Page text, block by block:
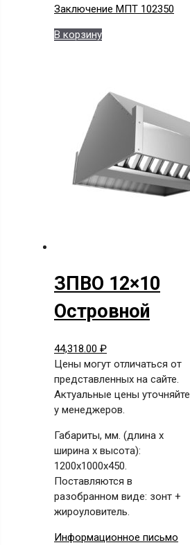
Заключение МПТ 102350
В корзину
ЗПВО 12×10
Островной
44,318.00 ₽
Цены могут отличаться от
представленных на сайте.
Актуальные цены уточняйте
у менеджеров.
Габариты, мм. (длина х
ширина х высота):
1200x1000x450.
Поставляются в
разобранном виде: зонт +
жироуловитель.
Информационное письмо